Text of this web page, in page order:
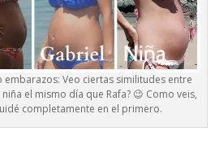
embarazos: Veo ciertas similitudes entre
el mismo día que Rafa? 😉 Como veis,
completamente en el primero.